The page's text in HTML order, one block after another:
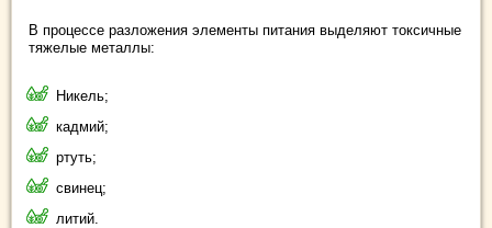
В процессе разложения элементы питания выделяют токсичные
тяжелые металлы:
Никель;
кадмий;
ртуть;
свинец;
литий.